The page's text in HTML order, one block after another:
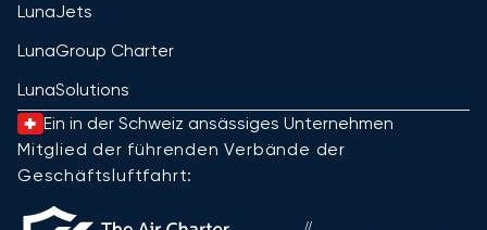
LunaJets
LunaGroup Charter
LunaSolutions
Ein in der Schweiz ansässiges Unternehmen
Mitglied der führenden Verbände der
Geschäftsluftfahrt: